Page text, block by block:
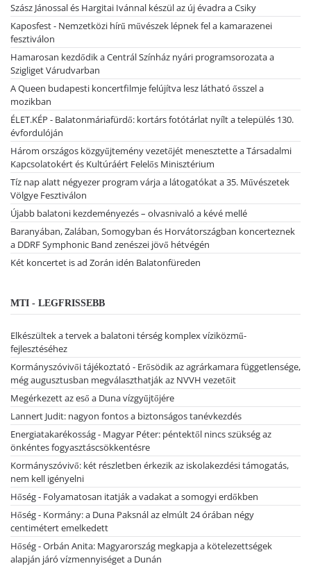
Szász Jánossal és Hargitai Ivánnal készül az új évadra a Csiky
Kaposfest - Nemzetközi hírű művészek lépnek fel a kamarazenei
fesztiválon
Hamarosan kezdődik a Centrál Színház nyári programsorozata a
Szigliget Várudvarban
A Queen budapesti koncertfilmje felújítva lesz látható ősszel a
mozikban
ÉLET.KÉP - Balatonmáriafürdő: kortárs fotótárlat nyílt a település 130.
évfordulóján
Három országos közgyűjtemény vezetőjét menesztette a Társadalmi
Kapcsolatokért és Kultúráért Felelős Minisztérium
Tíz nap alatt négyezer program várja a látogatókat a 35. Művészetek
Völgye Fesztiválon
Újabb balatoni kezdeményezés – olvasnivaló a kévé mellé
Baranyában, Zalában, Somogyban és Horvátországban koncerteznek
a DDRF Symphonic Band zenészei jövő hétvégén
Két koncertet is ad Zorán idén Balatonfüreden
MTI - LEGFRISSEBB
Elkészültek a tervek a balatoni térség komplex víziközmű-
fejlesztéséhez
Kormányszóvivői tájékoztató - Erősödik az agrárkamara függetlensége,
még augusztusban megválaszthatják az NVVH vezetőit
Megérkezett az eső a Duna vízgyűjtőjére
Lannert Judit: nagyon fontos a biztonságos tanévkezdés
Energiatakarékosság - Magyar Péter: péntektől nincs szükség az
önkéntes fogyasztáscsökkentésre
Kormányszóvivő: két részletben érkezik az iskolakezdési támogatás,
nem kell igényelni
Hőség - Folyamatosan itatják a vadakat a somogyi erdőkben
Hőség - Kormány: a Duna Paksnál az elmúlt 24 órában négy
centimétert emelkedett
Hőség - Orbán Anita: Magyarország megkapja a kötelezettségek
alapján járó vízmennyiséget a Dunán